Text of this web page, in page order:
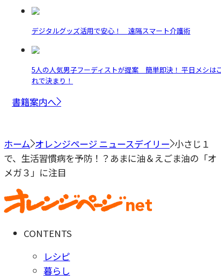
デジタルグッズ活用で安心！ 遠隔スマート介護術
5人の人気男子フーディストが提案 簡単即決！ 平日メシは
れで決まり！
書籍案内へ
ホーム オレンジページ ニュースデイリー 小さじ１
で、生活習慣病を予防！？あまに油＆えごま油の「オ
メガ３」に注目
CONTENTS
レシピ
暮らし